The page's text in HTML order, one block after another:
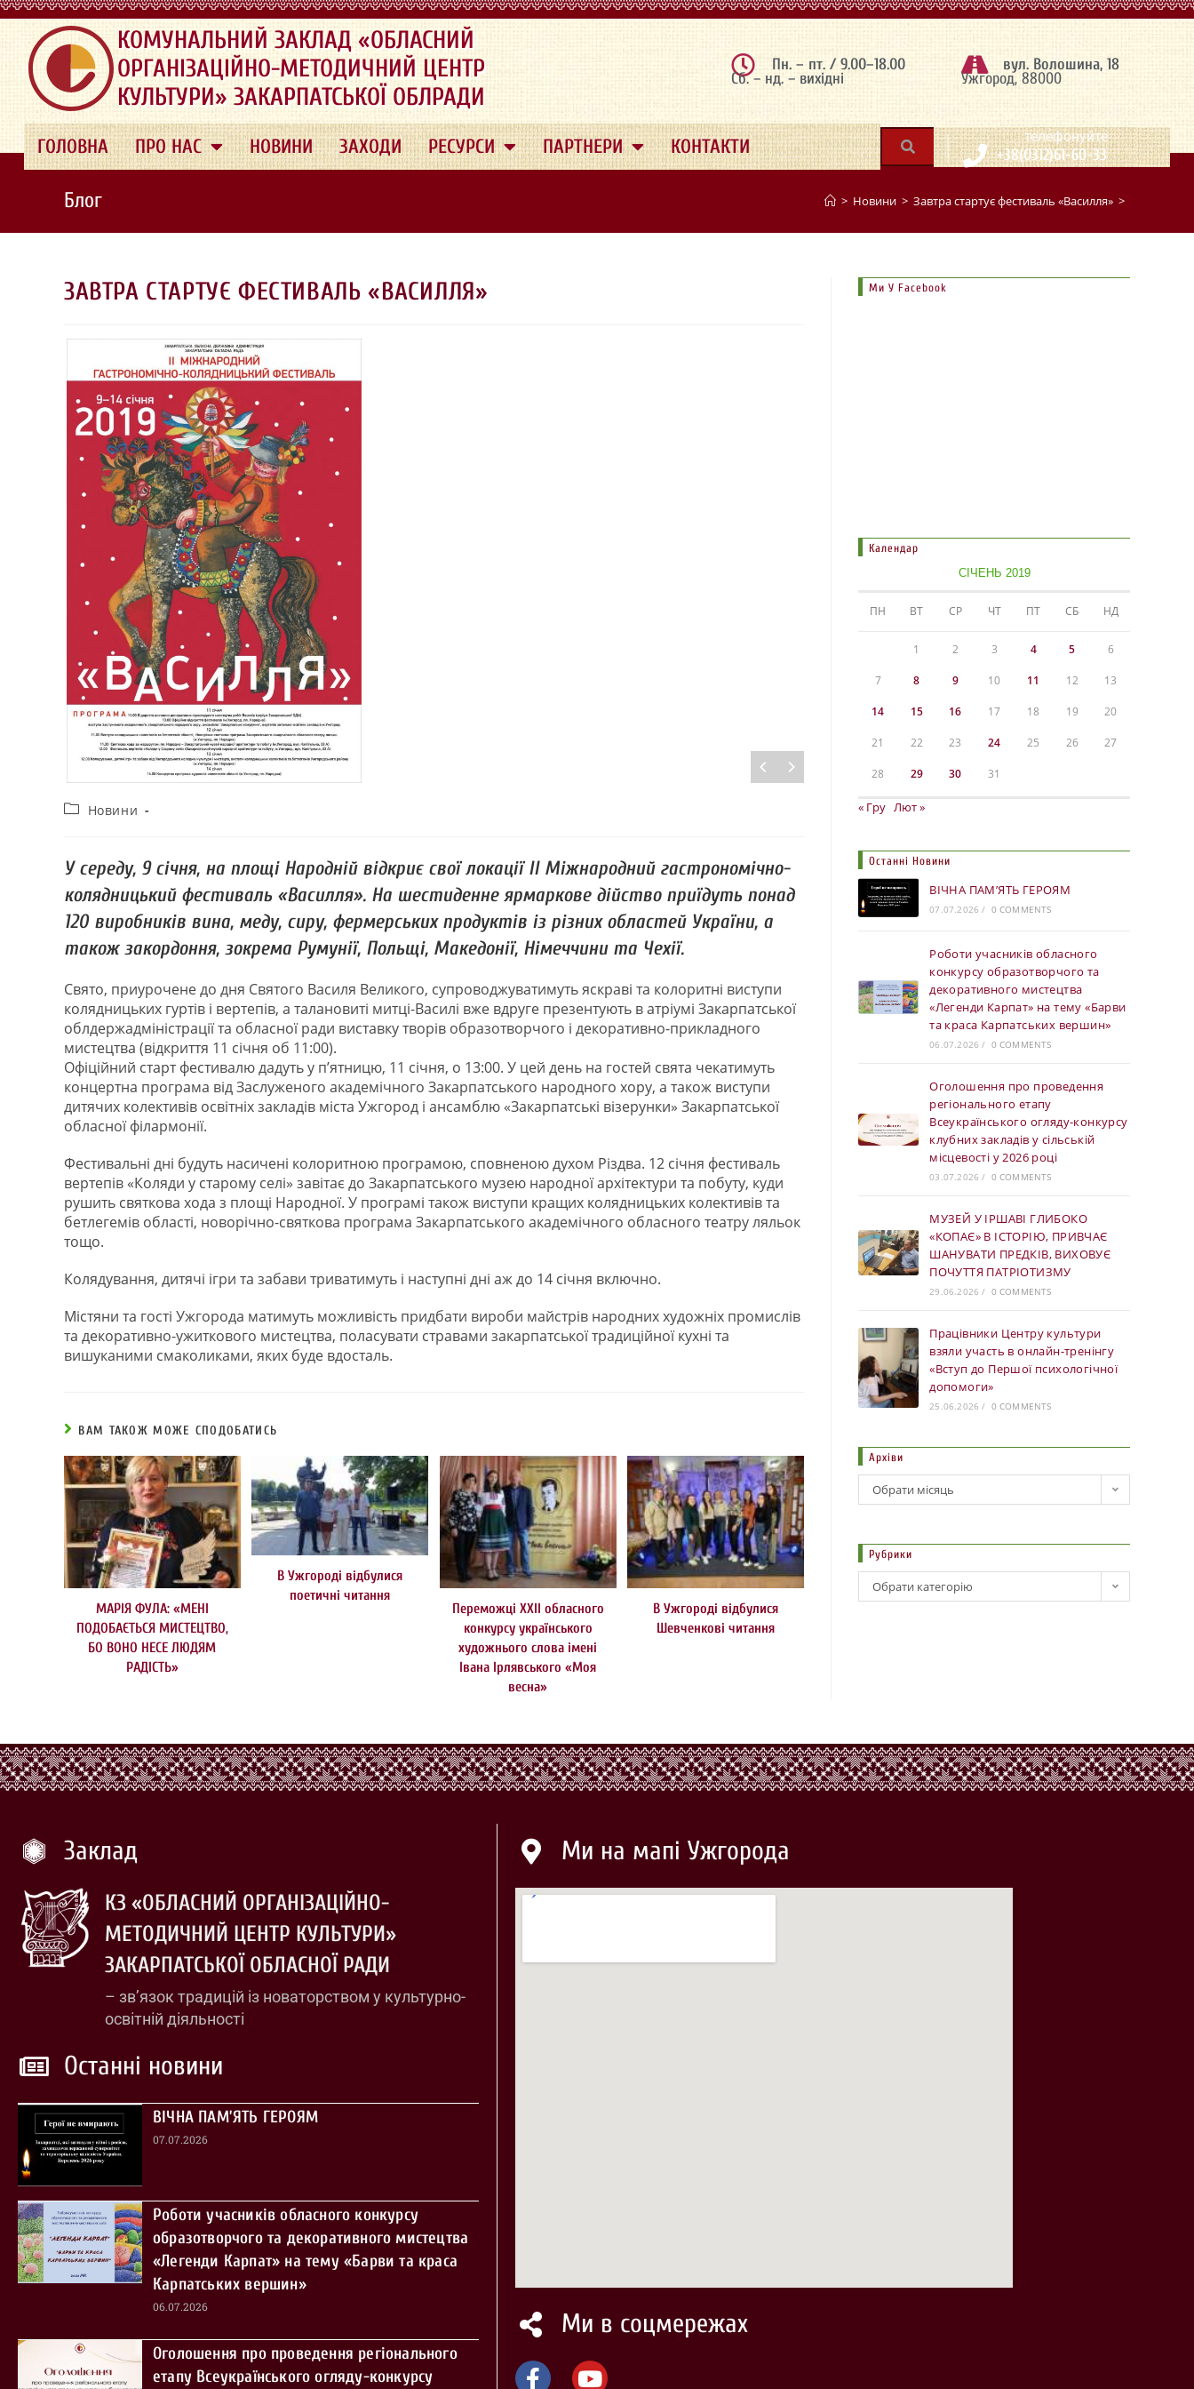
.
КОМУНАЛЬНИЙ ЗАКЛАД «ОБЛАСНИЙ
ОРГАНІЗАЦІЙНО-МЕТОДИЧНИЙ ЦЕНТР
КУЛЬТУРИ» ЗАКАРПАТСЬКОЇ ОБЛРАДИ
Пн. – пт. / 9.00–18.00
Сб. – нд. – вихідні
вул. Волошина, 18
Ужгород, 88000
ГОЛОВНА ПРО НАС НОВИНИ ЗАХОДИ РЕСУРСИ ПАРТНЕРИ КОНТАКТИ | телефонуйте
+38(0312)61-60-33
Блог > Новини > Завтра стартує фестиваль «Василля» >
ЗАВТРА СТАРТУЄ ФЕСТИВАЛЬ «ВАСИЛЛЯ»
Новини
У середу, 9 січня, на площі Народній відкриє свої локації II Міжнародний гастрономічно-
колядницький фестиваль «Василля». На шестиденне ярмаркове дійство приїдуть понад
120 виробників вина, меду, сиру, фермерських продуктів із різних областей України, а
також закордоння, зокрема Румунії, Польщі, Македонії, Німеччини та Чехії.
Свято, приурочене до дня Святого Василя Великого, супроводжуватимуть яскраві та колоритні виступи
колядницьких гуртів і вертепів, а талановиті митці-Василі вже вдруге презентують в атріумі Закарпатської
облдержадміністрації та обласної ради виставку творів образотворчого і декоративно-прикладного
мистецтва (відкриття 11 січня об 11:00).
Офіційний старт фестивалю дадуть у п’ятницю, 11 січня, о 13:00. У цей день на гостей свята чекатимуть
концертна програма від Заслуженого академічного Закарпатського народного хору, а також виступи
дитячих колективів освітніх закладів міста Ужгород і ансамблю «Закарпатські візерунки» Закарпатської
обласної філармонії.
Фестивальні дні будуть насичені колоритною програмою, сповненою духом Різдва. 12 січня фестиваль
вертепів «Коляди у старому селі» завітає до Закарпатського музею народної архітектури та побуту, куди
рушить святкова хода з площі Народної. У програмі також виступи кращих колядницьких колективів та
бетлегемів області, новорічно-святкова програма Закарпатського академічного обласного театру ляльок
тощо.
Колядування, дитячі ігри та забави триватимуть і наступні дні аж до 14 січня включно.
Містяни та гості Ужгорода матимуть можливість придбати вироби майстрів народних художніх промислів
та декоративно-ужиткового мистецтва, поласувати стравами закарпатської традиційної кухні та
вишуканими смаколиками, яких буде вдосталь.
ВАМ ТАКОЖ МОЖЕ СПОДОБАТИСЬ
МАРІЯ ФУЛА: «МЕНІ
ПОДОБАЄТЬСЯ МИСТЕЦТВО,
БО ВОНО НЕСЕ ЛЮДЯМ
РАДІСТЬ»
В Ужгороді відбулися
поетичні читання
Переможці ХХІІ обласного
конкурсу українського
художнього слова імені
Івана Ірлявського «Моя
весна»
В Ужгороді відбулися
Шевченкові читання
Ми У Facebook
Календар
СІЧЕНЬ 2019
ПН ВТ СР ЧТ ПТ СБ НД
1 2 3 4 5 6
7 8 9 10 11 12 13
14 15 16 17 18 19 20
21 22 23 24 25 26 27
28 29 30 31
« Гру Лют »
Останні Новини
ВІЧНА ПАМ’ЯТЬ ГЕРОЯМ
07.07.2026 / 0 COMMENTS
Роботи учасників обласного
конкурсу образотворчого та
декоративного мистецтва
«Легенди Карпат» на тему «Барви
та краса Карпатських вершин»
06.07.2026 / 0 COMMENTS
Оголошення про проведення
регіонального етапу
Всеукраїнського огляду-конкурсу
клубних закладів у сільській
місцевості у 2026 році
03.07.2026 / 0 COMMENTS
МУЗЕЙ У ІРШАВІ ГЛИБОКО
«КОПАЄ» В ІСТОРІЮ, ПРИВЧАЄ
ШАНУВАТИ ПРЕДКІВ, ВИХОВУЄ
ПОЧУТТЯ ПАТРІОТИЗМУ
29.06.2026 / 0 COMMENTS
Працівники Центру культури
взяли участь в онлайн-тренінгу
«Вступ до Першої психологічної
допомоги»
25.06.2026 / 0 COMMENTS
Архіви
Обрати місяць
Рубрики
Обрати категорію
Заклад
КЗ «ОБЛАСНИЙ ОРГАНІЗАЦІЙНО-
МЕТОДИЧНИЙ ЦЕНТР КУЛЬТУРИ»
ЗАКАРПАТСЬКОЇ ОБЛАСНОЇ РАДИ
– зв’язок традицій із новаторством у культурно-
освітній діяльності
Останні новини
ВІЧНА ПАМ’ЯТЬ ГЕРОЯМ
07.07.2026
Роботи учасників обласного конкурсу
образотворчого та декоративного мистецтва
«Легенди Карпат» на тему «Барви та краса
Карпатських вершин»
06.07.2026
Оголошення про проведення регіонального
етапу Всеукраїнського огляду-конкурсу
Ми на мапі Ужгорода
Ми в соцмережах